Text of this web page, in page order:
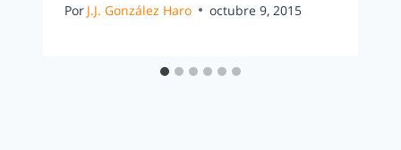
Por J.J. González Haro octubre 9, 2015